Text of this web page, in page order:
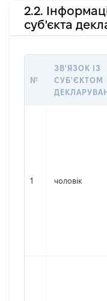
2.2.
суб'єкта
№
ЗВ'ЯЗОК ІЗ
СУБ'ЄКТОМ
1 чоловік